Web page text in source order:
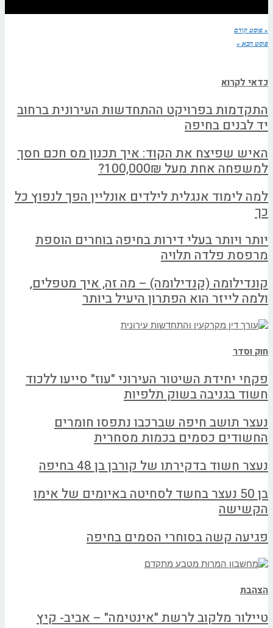
« פוסט קודם
פוסט הבא »
כדאי לקרוא
התקדמות בפרויקט ההתחדשות העירונית ברחוב
יד לבנים בחיפה
האיש שפיצח את הקוד: איך תכנון מס חכם חסך
למשפחה אחת מעל 100,000₪?
למה לימוד אנגלית לילדים אונליין הפך לנפוץ כל
כך
יותר ויותר בעלי דירות בחיפה בוחרים הוספת
מרפסת פלדה תלויה
קונדילומה (קנדילומה) – מה זה, איך מטפלים,
ולמה לייזר הוא הפתרון היעיל ביותר
חוק וסדר
פקחי יחידת השיטור העירוני "עוז" סייעו ללכוד
חשוד בגניבה בשוק תלפיות
נעצר תושב חיפה שברכבו נתפסו חומרים
החשודים כסמים בכמות מסחרית
נעצר חשוד בדקירתו של קורבן בן 48 בחיפה
בן 50 נעצר בחשד לסחיטה באיומים של אימו
הקשישה
פגיעה קשה בסוחרי הסמים בחיפה
הצהבת
טיילור מלקוב לרשת "אינטימה" – אביב- קיץ